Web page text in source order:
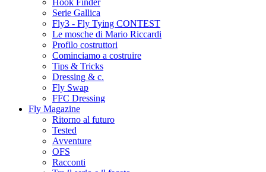
Hook Finder
Serie Gallica
Fly3 - Fly Tying CONTEST
Le mosche di Mario Riccardi
Profilo costruttori
Cominciamo a costruire
Tips & Tricks
Dressing & c.
Fly Swap
FFC Dressing
Fly Magazine
Ritorno al futuro
Tested
Avventure
OFS
Racconti